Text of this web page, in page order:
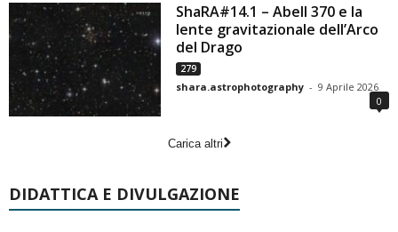
ShaRA#14.1 – Abell 370 e la
lente gravitazionale dell’Arco
del Drago
279
shara.astrophotography - 9 Aprile 2026
0
Carica altri
DIDATTICA E DIVULGAZIONE